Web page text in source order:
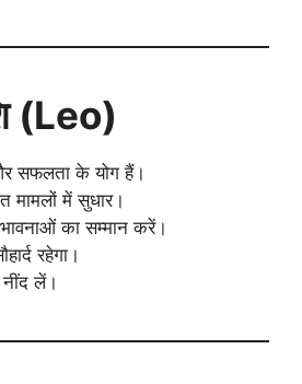
(Leo)
सफलता के योग हैं।
मामलों में सुधार।
का सम्मान करें।
रहेगा।
नींद लें।